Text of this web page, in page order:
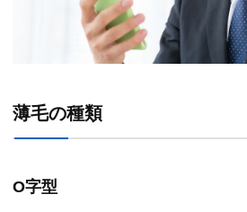
薄毛の種類
O字型